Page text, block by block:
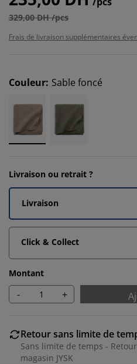
329,00 DH /pcs
Frais de livraison supplémentaires
Couleur: Sable foncé
Livraison ou retrait ?
Livraison
Click & Collect
Montant
- +
Retour sans limite de
Sans limite de temps -
magasin JYSK